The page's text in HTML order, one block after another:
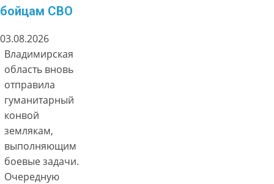
бойцам СВО
03.08.2026
Владимирская
область вновь
отправила
гуманитарный
конвой
землякам,
выполняющим
боевые задачи.
Очередную